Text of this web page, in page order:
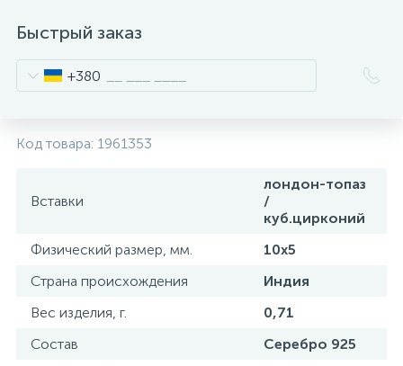
Быстрый заказ
+380
Код товара: 1961353
Вставки
лондон-топаз
/
куб.цирконий
Физический размер, мм.
10х5
Страна происхождения
Индия
Вес изделия, г.
0,71
Состав
Серебро 925